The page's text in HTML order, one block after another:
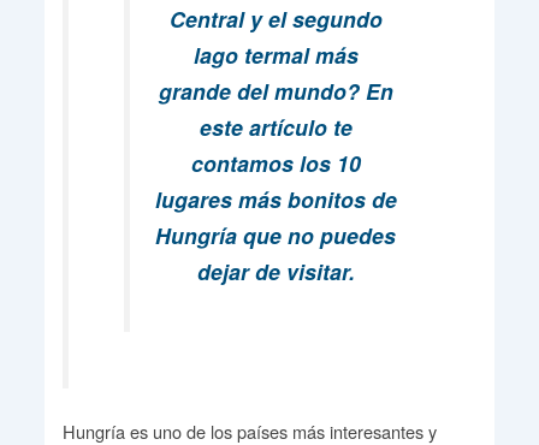
Central y el segundo
lago termal más
grande del mundo? En
este artículo te
contamos los 10
lugares más bonitos de
Hungría que no puedes
dejar de visitar.
Hungría es uno de los países más interesantes y